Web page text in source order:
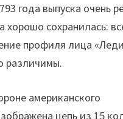
года выпуска очень
хорошо сохранилась:
профиля лица «Леди
различимы.
американского
цепь из 15